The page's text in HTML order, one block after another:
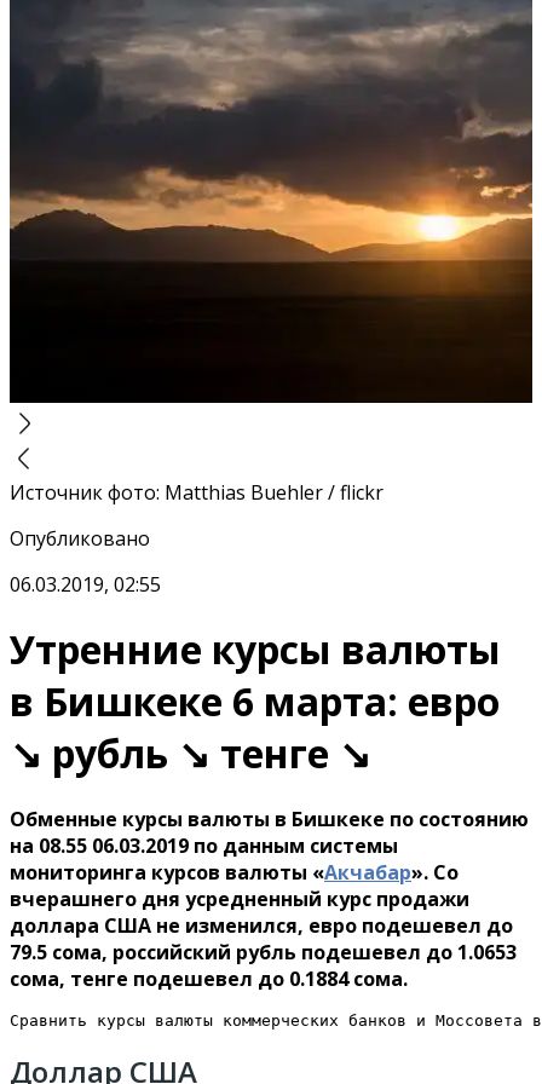
Источник фото: Matthias Buehler / flickr
Опубликовано
06.03.2019, 02:55
Утренние курсы валюты
в Бишкеке 6 марта: евро
↘ рубль ↘ тенге ↘
Обменные курсы валюты в Бишкеке по состоянию
на 08.55 06.03.2019 по данным системы
мониторинга курсов валюты «Акчабар». Со
вчерашнего дня усредненный курс продажи
доллара США не изменился, евро подешевел до
79.5 сома, российский рубль подешевел до 1.0653
сома, тенге подешевел до 0.1884 сома.
Сравнить курсы валюты коммерческих банков и Моссовета
Доллар США